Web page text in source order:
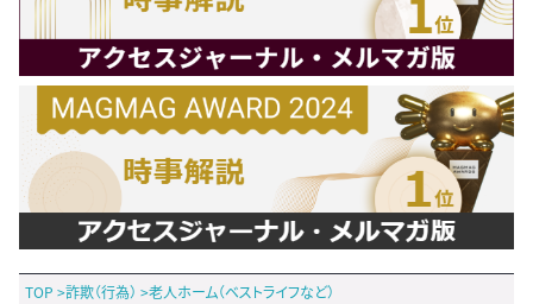
TOP >詐欺（行為） >老人ホーム（ベストライフなど）